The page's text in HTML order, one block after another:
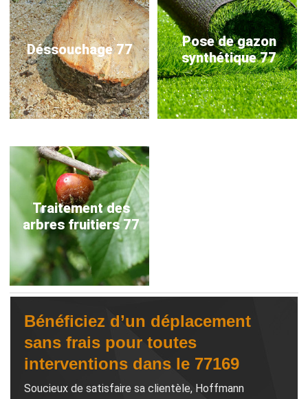
Déssouchage 77
Pose de gazon
synthétique 77
Traitement des
arbres fruitiers 77
Bénéficiez d’un déplacement
sans frais pour toutes
interventions dans le 77169
Soucieux de satisfaire sa clientèle, Hoffmann